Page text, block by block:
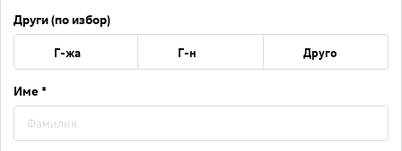
Други (по избор)
Г-жа Г-н Друго
Име *